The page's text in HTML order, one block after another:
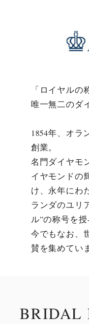
「ロイヤルの
唯一無二のダ
1854年、オラ
創業。
名門ダイヤモ
イヤモンドの
け、永年にわ
ランダのユリ
ル”の称号を授
今でもなお、
賛を集めてい
BRIDAL